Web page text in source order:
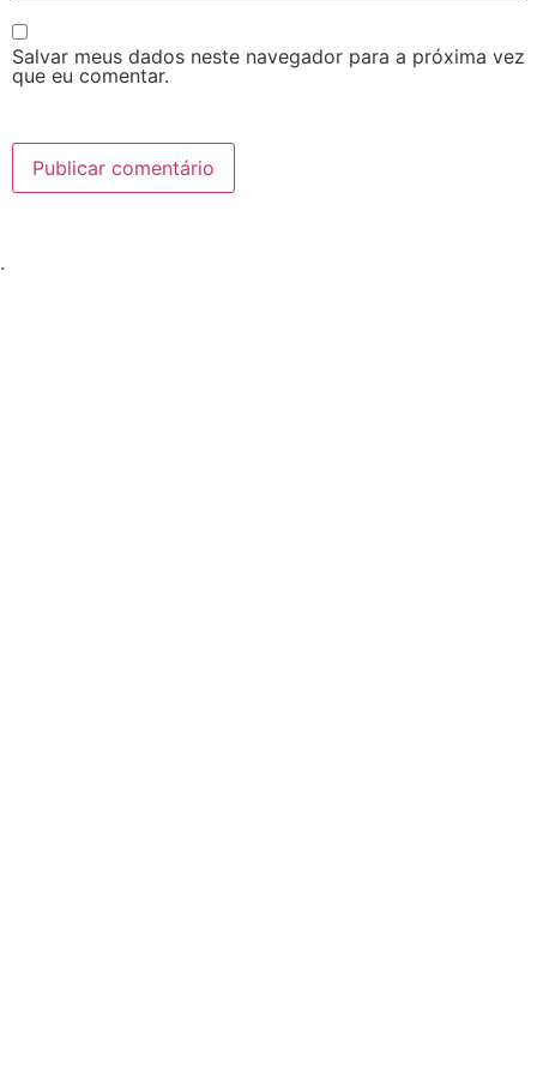
Salvar meus dados neste navegador para a próxima vez
que eu comentar.
.